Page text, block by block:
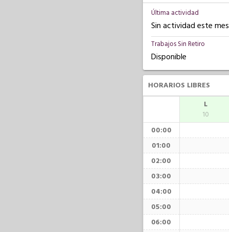
Última actividad
Sin actividad este mes
Trabajos Sin Retiro
Disponible
HORARIOS LIBRES
L
10
00:00
01:00
02:00
03:00
04:00
05:00
06:00